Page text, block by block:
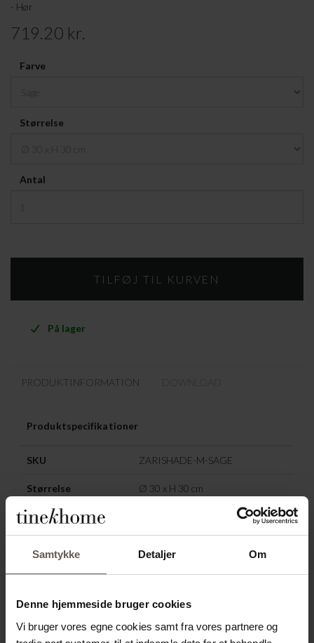
Samtykke Detaljer Om
Denne hjemmeside bruger cookies
Vi bruger vores egne cookies samt fra vores partnere og
- Hør
719.20 kr.
Farve
Størrelse
Antal
På lager
PRODUKTINFORMATION
Produktspecifikationer
SKU ZARISHADE-M-SAGE
Størrelse Ø 30 x H 30 cm
Materiale
Oprindelse Indien
ANDRE HAR OGSÅ